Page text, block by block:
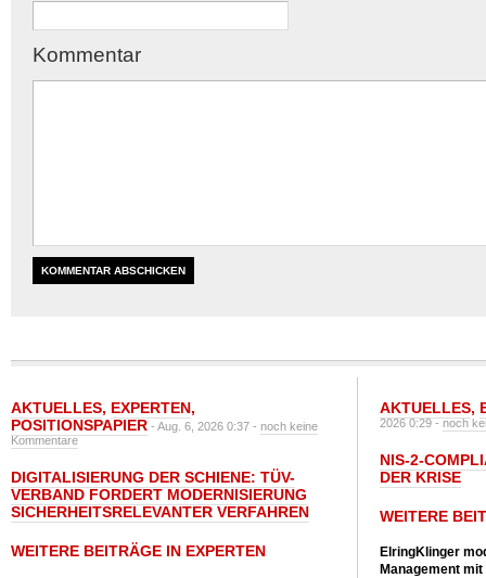
Kommentar
AKTUELLES, EXPERTEN,
POSITIONSPAPIER - Aug. 6, 2026 0:37 - noch keine
Kommentare
DIGITALISIERUNG DER SCHIENE: TÜV-
VERBAND FORDERT MODERNISIERUNG
SICHERHEITSRELEVANTER VERFAHREN
WEITERE BEITRÄGE IN EXPERTEN
AKTUELLES,
2026 0:29 -noch
NIS-2-
DER KRISE
WEITERE
ElringKlinger
Management